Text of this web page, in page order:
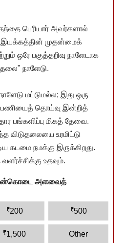
பெரியார் அவர்களால்
இயக்கத்தின் முதன்மைக்
ஒரே பகுத்தறிவு நாளேடாக
நாளேடு.
மட்டுமல்ல; இது ஒரு
தொய்வு இன்றித்
பங்களிப்பு மிகத் தேவை.
விடுதலையை உரமிட்டு
கடமை நமக்கு இருக்கிறது.
உதவும்.
அளவைத்
₹200 ₹500
₹1,500 Other